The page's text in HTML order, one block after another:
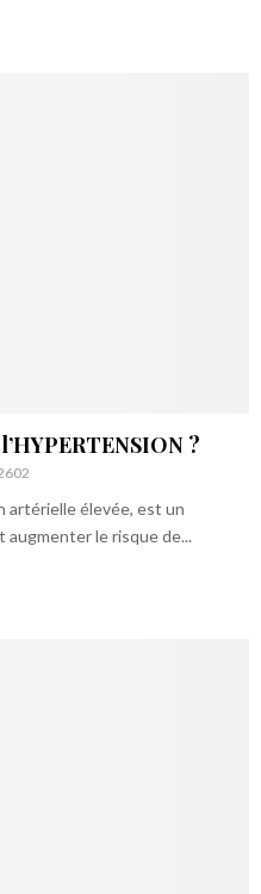
?
artérielle élevée, est un
le risque de...